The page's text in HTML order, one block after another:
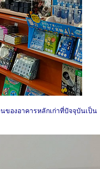
ของอาคารหลักเก่าที่ปัจจุบันเป็น